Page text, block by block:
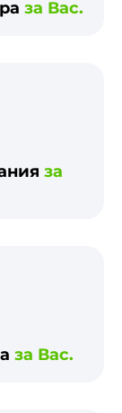
за Вас.
за
за Вас.